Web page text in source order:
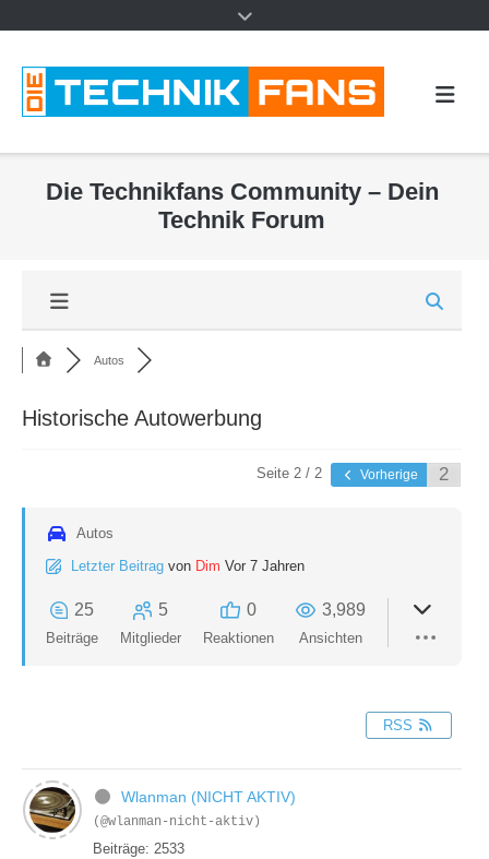
Die Technikfans Community – Dein
Technik Forum
Autos
Historische Autowerbung
Seite 2 / 2 Vorherige
Autos
Letzter Beitrag von Dim Vor 7 Jahren
25
Beiträge
5
Mitglieder
0
Reaktionen
3,989
Ansichten
RSS
Wlanman (NICHT AKTIV)
(@wlanman-nicht-aktiv)
Beiträge: 2533